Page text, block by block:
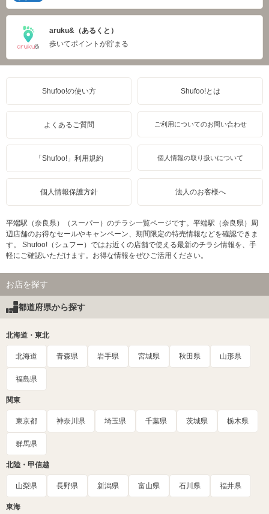
aruku&（あるくと）
歩いてポイントが貯まる
Shufoo!の使い方 Shufoo!とは
よくあるご質問 ご利用についてのお問い合わせ
「Shufoo!」利用規約 個人情報の取り扱いについて
個人情報保護方針 法人のお客様へ
平端駅（奈良県）（スーパー）のチラシ一覧ページです。平端駅（奈良県）周
辺店舗のお得なセールやキャンペーン、期間限定の特売情報などを確認できま
す。 Shufoo!（シュフー）ではお近くの店舗で使える最新のチラシ情報を、手
軽にご確認いただけます。お得な情報をぜひご活用ください。
お店を探す
都道府県から探す
北海道・東北
北海道 青森県 岩手県 宮城県 秋田県 山形県
福島県
関東
東京都 神奈川県 埼玉県 千葉県 茨城県 栃木県
群馬県
北陸・甲信越
山梨県 長野県 新潟県 富山県 石川県 福井県
東海